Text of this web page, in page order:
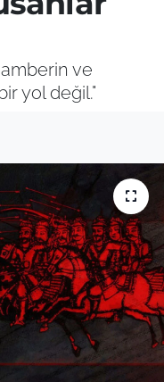
ve
yol değil."